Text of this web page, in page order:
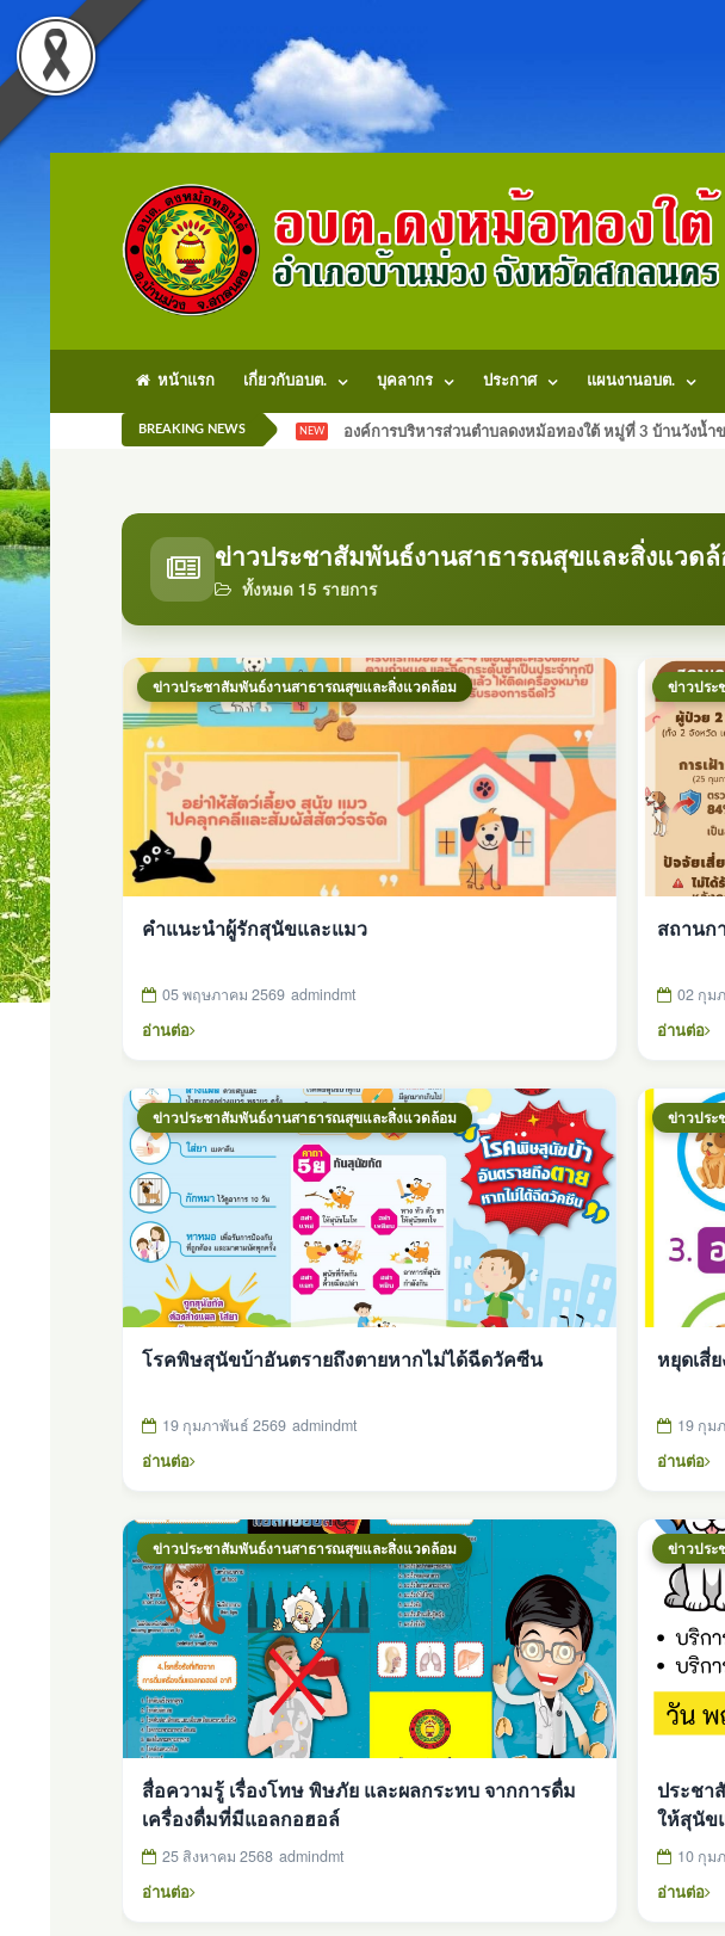
หน้าแรก เกี่ยวกับอบต. บุคลากร ประกาศ แผนงานอบต.
BREAKING NEWS NEW องค์การบริหารส่วนตำบลดงหม้อทองใต้ หมู่ที่ 3 บ้านวังน้ำ
ข่าวประชาสัมพันธ์งานสาธารณสุขและสิ่งแวด
ทั้งหมด 15 รายการ
ข่าวประชาสัมพันธ์งานสาธารณสุขและสิ่งแวดล้อม
คำแนะนำผู้รักสุนัขและแมว
05 พฤษภาคม 2569 admindmt
อ่านต่อ
ข่าวประ
สถานก
02 กุม
อ่านต่อ
ข่าวประชาสัมพันธ์งานสาธารณสุขและสิ่งแวดล้อม
โรคพิษสุนัขบ้าอันตรายถึงตายหากไม่ได้ฉีดวัคซีน
19 กุมภาพันธ์ 2569 admindmt
อ่านต่อ
ข่าวประ
หยุดเสี่
19 กุม
อ่านต่อ
ข่าวประชาสัมพันธ์งานสาธารณสุขและสิ่งแวดล้อม
สื่อความรู้ เรื่องโทษ พิษภัย และผลกระทบ จากการดื่ม
เครื่องดื่มที่มีแอลกอฮอล์
25 สิงหาคม 2568 admindmt
อ่านต่อ
ข่าวประ
ประชา
ให้สุนัข
10 กุม
อ่านต่อ